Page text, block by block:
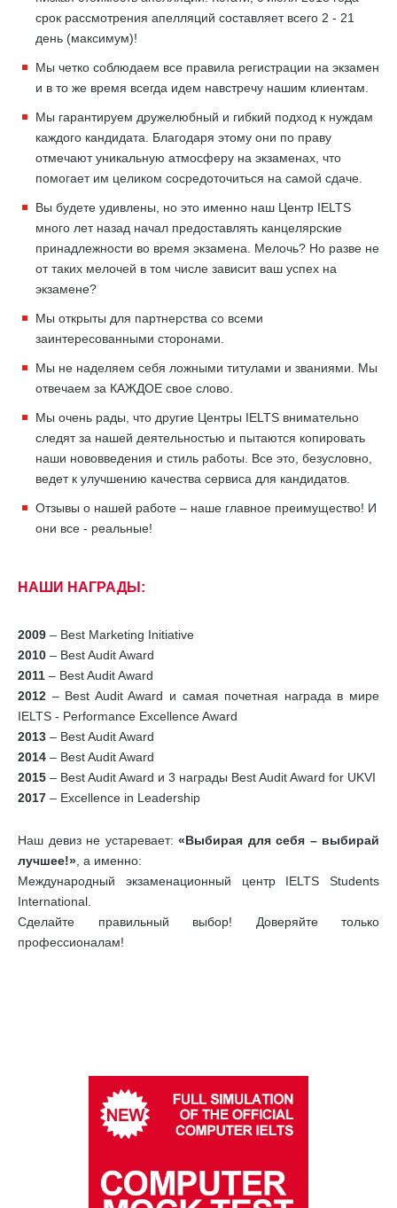
срок рассмотрения апелляций составляет всего 2 - 21
день (максимум)!
Мы четко соблюдаем все правила регистрации на экзамен
и в то же время всегда идем навстречу нашим клиентам.
Мы гарантируем дружелюбный и гибкий подход к нуждам
каждого кандидата. Благодаря этому они по праву
отмечают уникальную атмосферу на экзаменах, что
помогает им целиком сосредоточиться на самой сдаче.
Вы будете удивлены, но это именно наш Центр IELTS
много лет назад начал предоставлять канцелярские
принадлежности во время экзамена. Мелочь? Но разве не
от таких мелочей в том числе зависит ваш успех на
экзамене?
Мы открыты для партнерства со всеми
заинтересованными сторонами.
Мы не наделяем себя ложными титулами и званиями. Мы
отвечаем за КАЖДОЕ свое слово.
Мы очень рады, что другие Центры IELTS внимательно
следят за нашей деятельностью и пытаются копировать
наши нововведения и стиль работы. Все это, безусловно,
ведет к улучшению качества сервиса для кандидатов.
Отзывы о нашей работе – наше главное преимущество! И
они все - реальные!
НАШИ НАГРАДЫ:
2009 – Best Marketing Initiative
2010 – Best Audit Award
2011 – Best Audit Award
2012 – Best Audit Award и самая почетная награда в мире
IELTS - Performance Excellence Award
2013 – Best Audit Award
2014 – Best Audit Award
2015 – Best Audit Award и 3 награды Best Audit Award for UKVI
2017 – Excellence in Leadership
Наш девиз не устаревает: «Выбирая для себя – выбирай
лучшее!» , а именно:
Международный экзаменационный центр IELTS Students
International.
Сделайте правильный выбор! Доверяйте только
профессионалам!